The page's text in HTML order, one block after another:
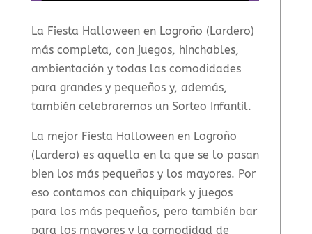
La Fiesta Halloween en Logroño (Lardero)
más completa, con juegos, hinchables,
ambientación y todas las comodidades
para grandes y pequeños y, además,
también celebraremos un Sorteo Infantil.
La mejor Fiesta Halloween en Logroño
(Lardero) es aquella en la que se lo pasan
bien los más pequeños y los mayores. Por
eso contamos con chiquipark y juegos
para los más pequeños, pero también bar
para los mayores y la comodidad de